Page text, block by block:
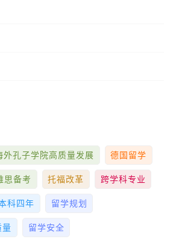
孔子学院高质量发展 德国留学
思备考 托福改革 跨学科专业
科四年 留学规划
量 留学安全